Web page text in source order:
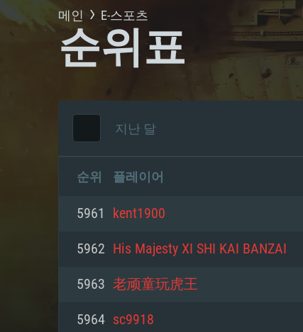
메인 E-스포츠
순위표
지난 달
순위 플레이어
5961 kent1900
5962 His Majesty XI SHI KAI BANZAI
5963 老顽童玩虎王
5964 sc9918